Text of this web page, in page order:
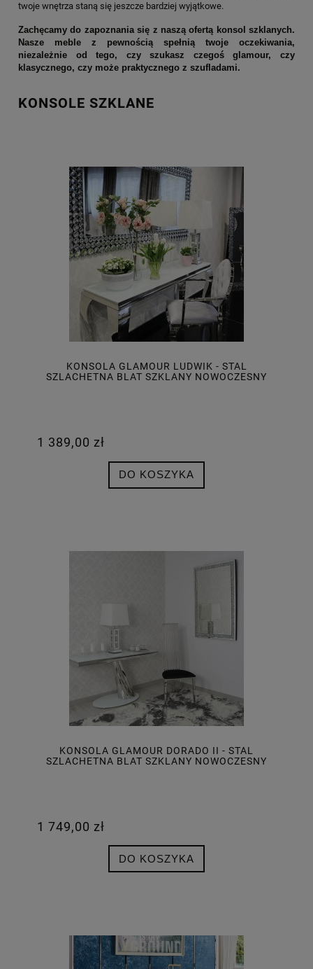
twoje wnętrza staną się jeszcze bardziej wyjątkowe.
Zachęcamy do zapoznania się z naszą ofertą konsol szklanych.
Nasze meble z pewnością spełnią twoje oczekiwania,
niezależnie od tego, czy szukasz czegoś glamour, czy
klasycznego, czy może praktycznego z szufladami.
KONSOLE SZKLANE
KONSOLA GLAMOUR LUDWIK - STAL
SZLACHETNA BLAT SZKLANY NOWOCZESNY
1 389,00 zł
DO KOSZYKA
KONSOLA GLAMOUR DORADO II - STAL
SZLACHETNA BLAT SZKLANY NOWOCZESNY
1 749,00 zł
DO KOSZYKA